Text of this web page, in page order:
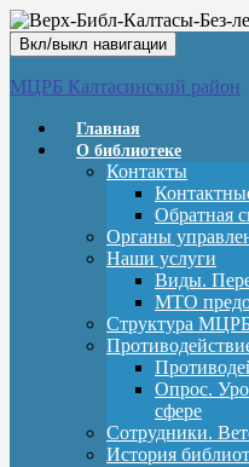
Вкл/выкл навигации
МЦРБ Калтасинский район
Главная
О библиотеке
Контакты
Обратная
Органы
Наши услуги
Виды.
МТО
Структура
Опрос.
сфере
Сотрудники.
История